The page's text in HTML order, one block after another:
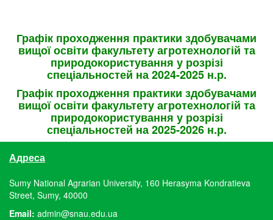
Графік проходження практики здобувачами
вищої освіти факультетуагротехнологій та
природокористування у розрізі
спеціальностей на 2024-2025н.р.
Графік проходження практики здобувачами
вищої освіти факультетуагротехнологій та
природокористування у розрізі
спеціальностей на 2025-2026н.р.
Адреса
Sumy National Agrarian University, 160 Herasyma Kondratieva
Street, Sumy, 40000
Email: admin@snau.edu.ua